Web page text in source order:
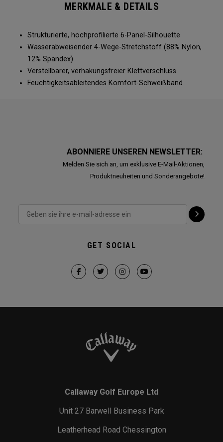
MERKMALE & DETAILS
Strukturierte, hochprofilierte 6-Panel-Silhouette
Wasserabweisender 4-Wege-Stretchstoff (88% Nylon,
12% Spandex)
Verstellbarer, verhakungsfreier Klettverschluss
Feuchtigkeitsableitendes Komfort-Schweißband
ABONNIERE UNSEREN NEWSLETTER:
Melden Sie sich an, um exklusive E-Mail-Aktionen,
Produktneuheiten und Sonderangebote!
GET SOCIAL
Callaway Golf Europe Ltd
Unit 27 Barwell Business Park
Leatherhead Road Chessington